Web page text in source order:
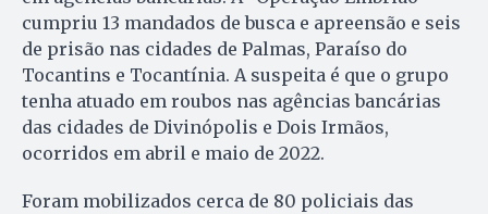
cumpriu 13 mandados de busca e apreensão e seis
de prisão nas cidades de Palmas, Paraíso do
Tocantins e Tocantínia. A suspeita é que o grupo
tenha atuado em roubos nas agências bancárias
das cidades de Divinópolis e Dois Irmãos,
ocorridos em abril e maio de 2022.
Foram mobilizados cerca de 80 policiais das